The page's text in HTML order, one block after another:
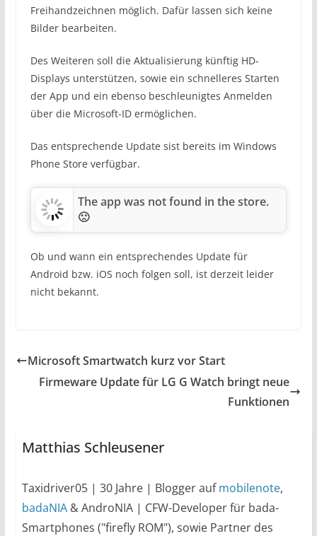
Freihandzeichnen möglich. Dafür lassen sich keine
Bilder bearbeiten.
Des Weiteren soll die Aktualisierung künftig HD-
Displays unterstützen, sowie ein schnelleres Starten
der App und ein ebenso beschleunigtes Anmelden
über die Microsoft-ID ermöglichen.
Das entsprechende Update sist bereits im Windows
Phone Store verfügbar.
The app was not found in the store.
🙁
Ob und wann ein entsprechendes Update für
Android bzw. iOS noch folgen soll, ist derzeit leider
nicht bekannt.
Microsoft Smartwatch kurz vor Start
Firmeware Update für LG G Watch bringt neue
Funktionen
Matthias Schleusener
Taxidriver05 | 30 Jahre | Blogger aufmobilenote,
badaNIA& AndroNIA | CFW-Developer für bada-
Smartphones ("firefly ROM"), sowie Partner des